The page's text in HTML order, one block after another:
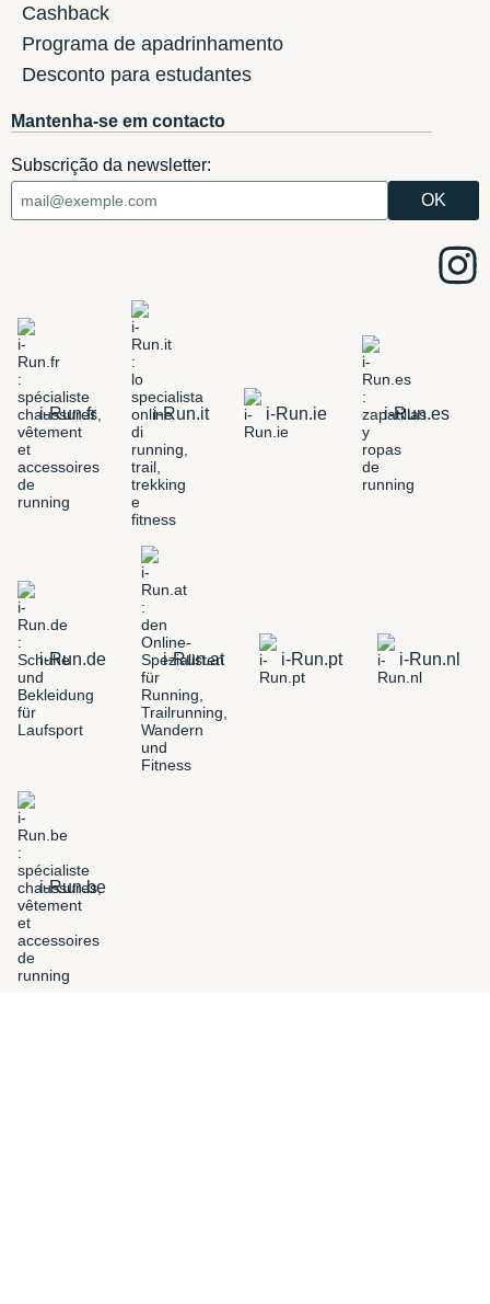
Cashback
Programa de apadrinhamento
Desconto para estudantes
Mantenha-se em contacto
Subscrição da newsletter:
i-Run.fr i-Run.it i-Run.ie i-Run.es
i-Run.de i-Run.at i-Run.pt i-Run.nl
i-Run.be